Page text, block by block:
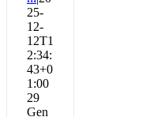
25-
12-
12T1
2:34:
43+0
1:00
29
Gen